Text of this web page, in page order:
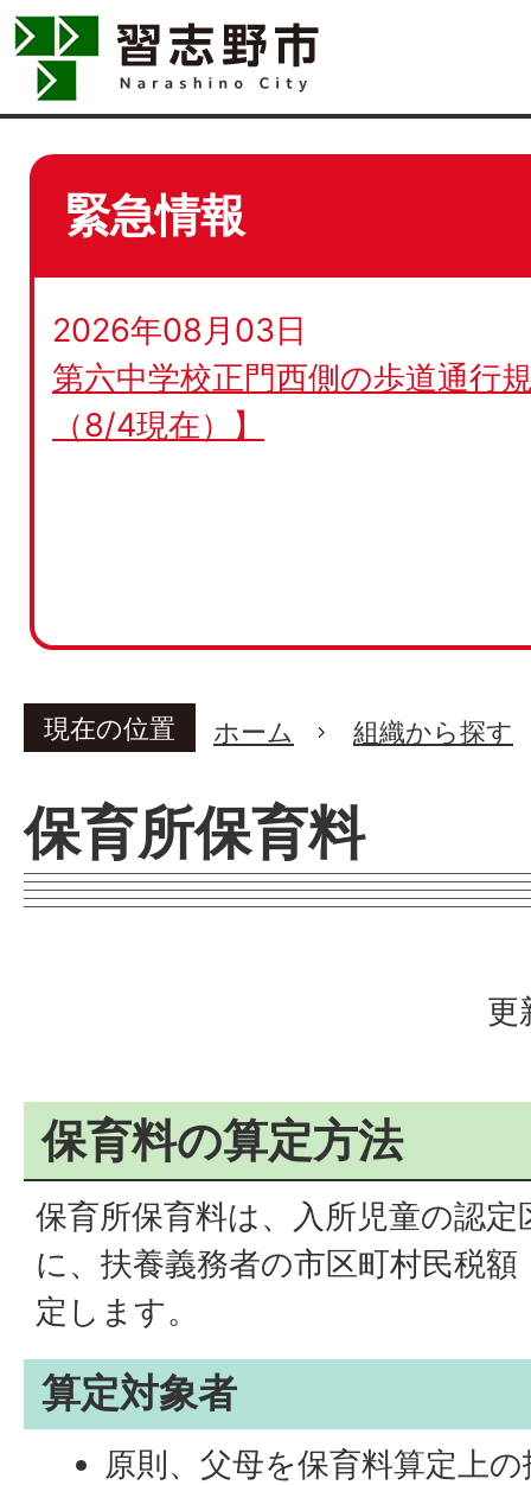
緊急情報
2026年08月03日
第六中学校正門西側の歩道通行
（8/4現在）】
現在の位置 ホーム 組織から探す
保育所保育料
更
保育料の算定方法
保育所保育料は、入所児童の認
に、扶養義務者の市区町村民税
定します。
算定対象者
原則、父母を保育料算定上